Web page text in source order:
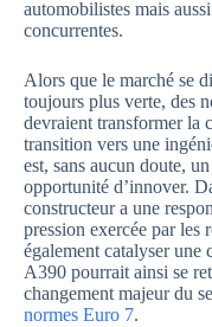
automobilistes mais
concurrentes.
Alors que le marché se
toujours plus verte, des
devraient transformer la
transition vers une
est, sans aucun doute,
opportunité d’innover.
constructeur a une
pression exercée par les
également catalyser une
A390 pourrait ainsi se
changement majeur du
normes Euro 7.